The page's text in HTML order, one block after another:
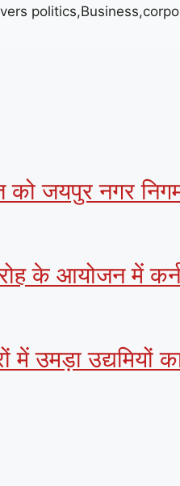
को जयपुर नगर
के आयोजन में
में उमड़ा उद्यमियों